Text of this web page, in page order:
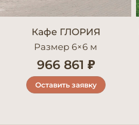
Кафе ГЛОРИЯ
Размер 6×6 м
966 861 ₽
Оставить заявку